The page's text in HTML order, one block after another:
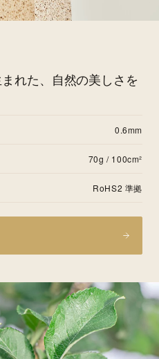
れた、自然の美しさを
0.6mm
70g / 100cm²
RoHS2 準拠